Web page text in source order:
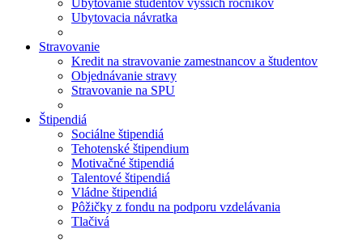
Ubytovacia návratka
Stravovanie
Kredit na stravovanie zamestnancov a študentov
Objednávanie stravy
Stravovanie na SPU
Štipendiá
Sociálne štipendiá
Tehotenské štipendium
Motivačné štipendiá
Talentové štipendiá
Vládne štipendiá
Pôžičky z fondu na podporu vzdelávania
Tlačivá